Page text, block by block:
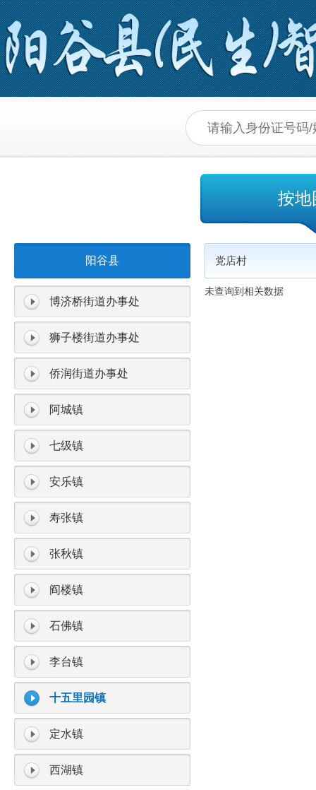
按地
阳谷县
博济桥街道办事处
狮子楼街道办事处
侨润街道办事处
阿城镇
七级镇
安乐镇
寿张镇
张秋镇
阎楼镇
石佛镇
李台镇
十五里园镇
定水镇
西湖镇
党店村
未查询到相关数据